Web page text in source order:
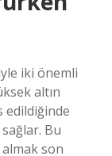
iki önemli
altın
edildiğinde
Bu
son